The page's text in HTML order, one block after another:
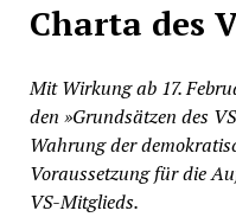
Charta des
Mit Wirkung ab 17.
den »Grundsätzen des
Wahrung der
Voraussetzung für die
VS-Mitglieds.